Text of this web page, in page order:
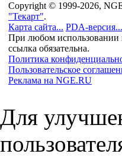
Copyright © 1999-2026,
"Текарт".
Карта сайта... PDA-версия...
При любом использовании
ссылка обязательна.
Политика
Пользовательское
Реклама на NGE.RU
Для